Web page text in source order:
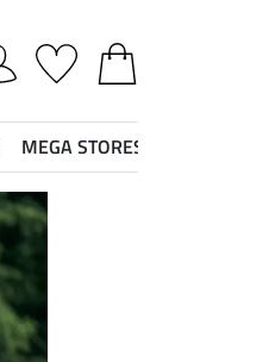
MEGA STORES